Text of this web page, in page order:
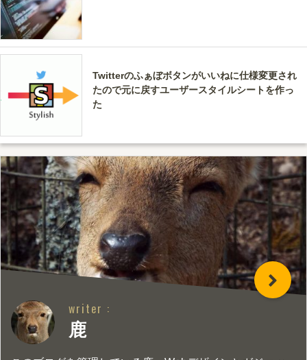
Twitterのふぁぼボタンがいいねに仕様変更され
たので元に戻すユーザースタイルシートを作っ
た
writer :
鹿